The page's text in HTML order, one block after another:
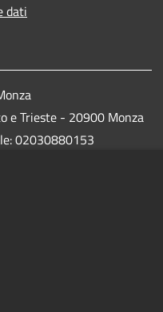
dati
e Trieste - 20900 Monza
02030880153